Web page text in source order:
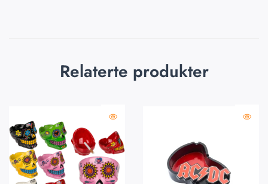
Relaterte produkter